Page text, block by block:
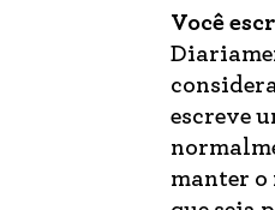
Você
escreve
manter o